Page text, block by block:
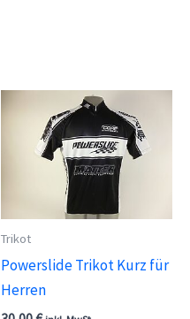
Trikot
Powerslide Trikot Kurz für
Herren